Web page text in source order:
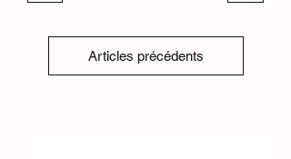
Articles précédents